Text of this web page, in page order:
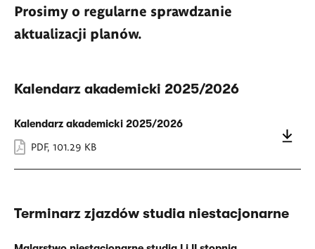
Prosimy o regularne sprawdzanie
aktualizacji planów.
Kalendarz akademicki 2025/2026
Kalendarz akademicki 2025/2026
PDF, 101.29 KB
Terminarz zjazdów studia niestacjonarne